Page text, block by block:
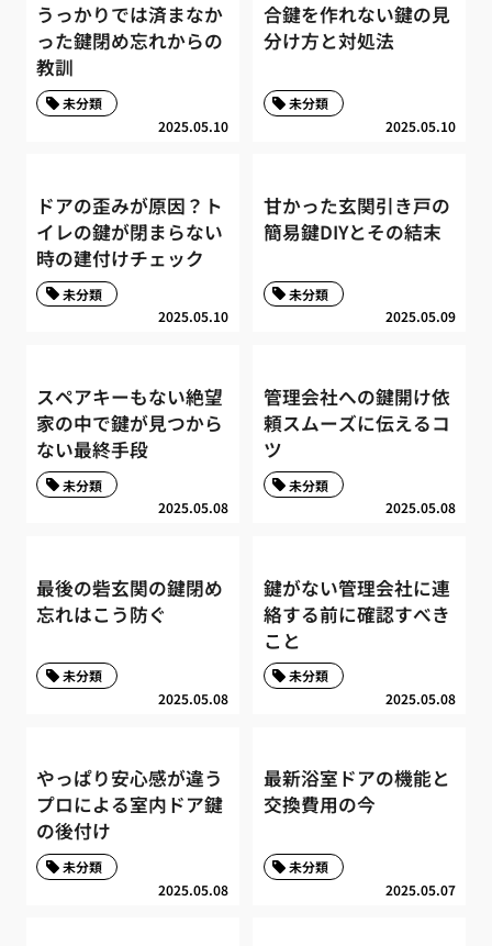
うっかりでは済まなか
った鍵閉め忘れからの
教訓
2025.05.10
未分類
合鍵を作れない鍵の見
分け方と対処法
2025.05.10
未分類
ドアの歪みが原因？ト
イレの鍵が閉まらない
時の建付けチェック
2025.05.10
未分類
甘かった玄関引き戸の
簡易鍵DIYとその結末
2025.05.09
未分類
スペアキーもない絶望
家の中で鍵が見つから
ない最終手段
2025.05.08
未分類
管理会社への鍵開け依
頼スムーズに伝えるコ
ツ
2025.05.08
未分類
最後の砦玄関の鍵閉め
忘れはこう防ぐ
2025.05.08
未分類
鍵がない管理会社に連
絡する前に確認すべき
こと
2025.05.08
未分類
やっぱり安心感が違う
プロによる室内ドア鍵
の後付け
2025.05.08
未分類
最新浴室ドアの機能と
交換費用の今
2025.05.07
未分類